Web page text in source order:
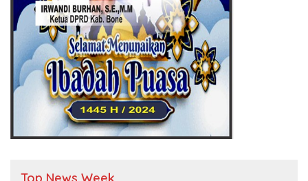
Top News Week